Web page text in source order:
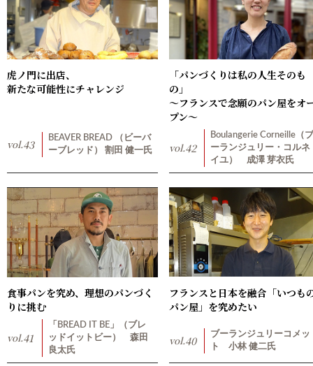
虎ノ門に出店、
新たな可能性にチャレンジ
vol.43
BEAVER BREAD （ビーバ
ーブレッド） 割田 健一氏
「パンづくりは私の人生そのも
の」
〜フランスで念願のパン屋をオ
プン〜
vol.42
Boulangerie Corneille（ブ
ーランジュリー・コルネ
イユ） 成澤 芽衣氏
食事パンを究め、理想のパンづく
りに挑む
vol.41
「BREAD IT BE」（ブレ
ッドイットビー） 森田
良太氏
フランスと日本を融合「いつも
パン屋」を究めたい
vol.40
ブーランジュリーコメッ
ト 小林 健二氏